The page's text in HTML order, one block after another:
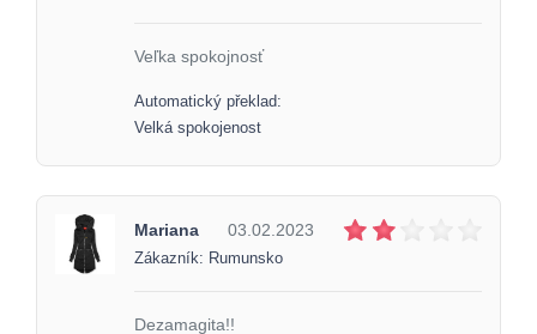
Veľka spokojnosť
Automatický překlad:
Velká spokojenost
Mariana 03.02.2023
Zákazník: Rumunsko
Dezamagita!!